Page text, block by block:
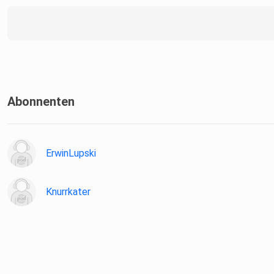
Abonnenten
ErwinLupski
Knurrkater